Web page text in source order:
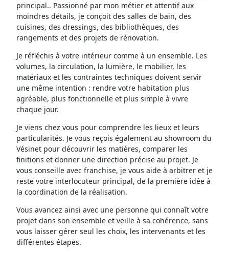
principal.. Passionné par mon métier et attentif aux
moindres détails, je conçoit des salles de bain, des
cuisines, des dressings, des bibliothèques, des
rangements et des projets de rénovation.
Je réfléchis à votre intérieur comme à un ensemble. Les
volumes, la circulation, la lumière, le mobilier, les
matériaux et les contraintes techniques doivent servir
une même intention : rendre votre habitation plus
agréable, plus fonctionnelle et plus simple à vivre
chaque jour.
Je viens chez vous pour comprendre les lieux et leurs
particularités. Je vous reçois également au showroom du
Vésinet pour découvrir les matières, comparer les
finitions et donner une direction précise au projet. Je
vous conseille avec franchise, je vous aide à arbitrer et je
reste votre interlocuteur principal, de la première idée à
la coordination de la réalisation.
Vous avancez ainsi avec une personne qui connaît votre
projet dans son ensemble et veille à sa cohérence, sans
vous laisser gérer seul les choix, les intervenants et les
différentes étapes.